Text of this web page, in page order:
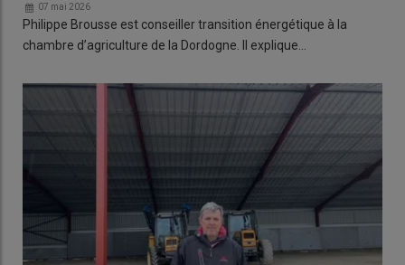
07 mai 2026
Philippe Brousse est conseiller transition énergétique à la
chambre d’agriculture de la Dordogne. Il explique…